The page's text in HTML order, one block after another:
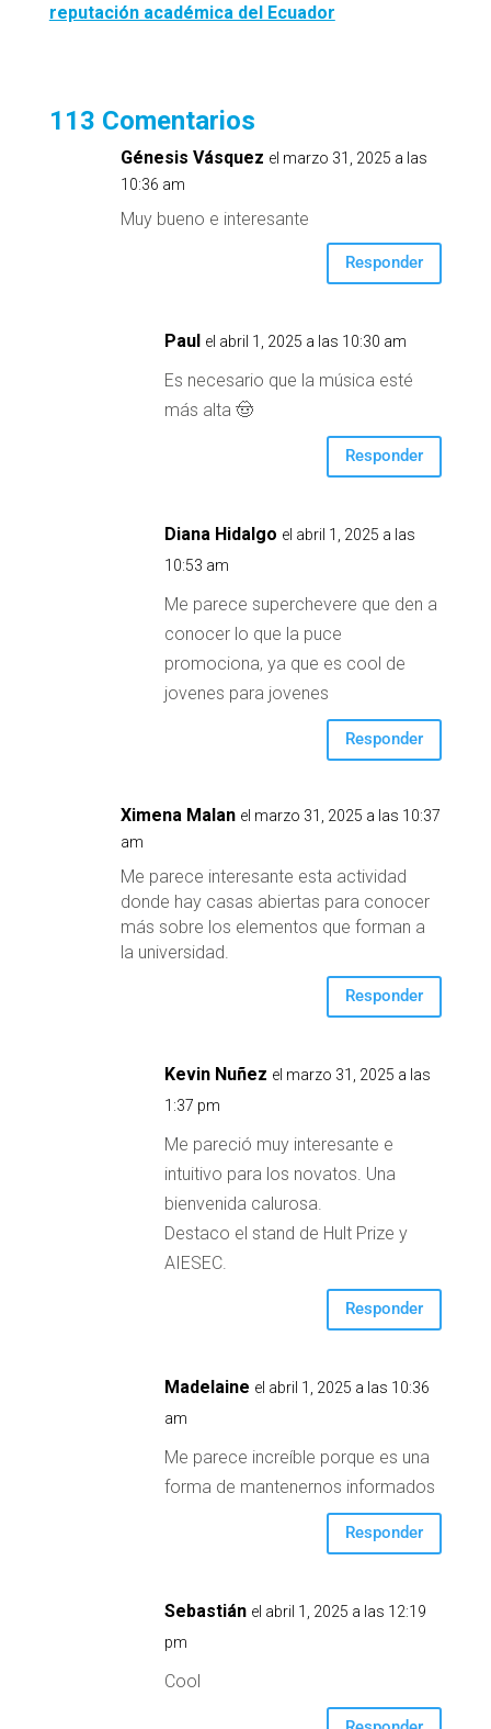
reputación académica del Ecuador
113 Comentarios
Génesis Vásquez el marzo 31, 2025 a las
10:36 am
Muy bueno e interesante
Responder
Paul el abril 1, 2025 a las 10:30 am
Es necesario que la música esté
más alta 🤠
Responder
Diana Hidalgo el abril 1, 2025 a las
10:53 am
Me parece superchevere que den a
conocer lo que la puce
promociona, ya que es cool de
jovenes para jovenes
Responder
Ximena Malan el marzo 31, 2025 a las 10:37
am
Me parece interesante esta actividad
donde hay casas abiertas para conocer
más sobre los elementos que forman a
la universidad.
Responder
Kevin Nuñez el marzo 31, 2025 a las
1:37 pm
Me pareció muy interesante e
intuitivo para los novatos. Una
bienvenida calurosa.
Destaco el stand de Hult Prize y
AIESEC.
Responder
Madelaine el abril 1, 2025 a las 10:36
am
Me parece increíble porque es una
forma de mantenernos informados
Responder
Sebastián el abril 1, 2025 a las 12:19
pm
Cool